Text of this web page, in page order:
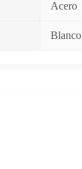
Acero
Blanco